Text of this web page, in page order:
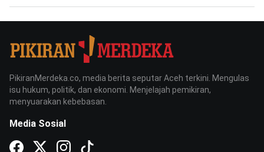
PikiranMerdeka.co, media berita seputar Aceh terkini. Mengulas
isu hukum, politik, dan ekonomi. Menjelajah pemikiran,
menyuarakan kebebasan.
Media Sosial